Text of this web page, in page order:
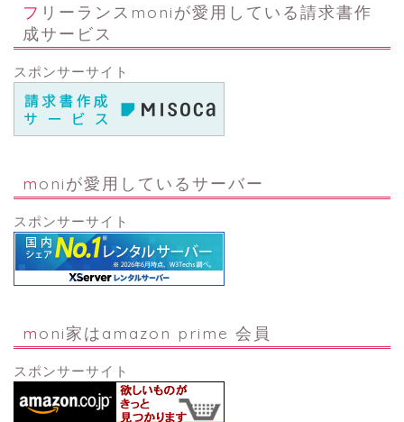
フリーランスmoniが愛用している請求書作
成サービス
スポンサーサイト
moniが愛用しているサーバー
スポンサーサイト
moni家はamazon prime 会員
スポンサーサイト